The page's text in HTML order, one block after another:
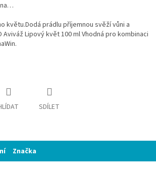
květu.Dodá prádlu příjemnou svěží vůni a
Aviváž Lipový květ 100 ml Vhodná pro kombinaci
SDÍLET
Značka